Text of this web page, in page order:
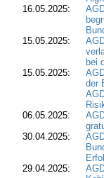
16.05.2025:
15.05.2025:
bei
15.05.2025:
der
06.05.2025:
30.04.2025:
29.04.2025: